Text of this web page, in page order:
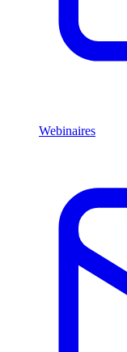
Webinaires